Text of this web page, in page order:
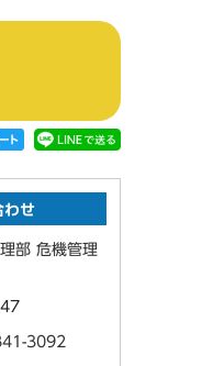
わせ
部 危機管理
3092